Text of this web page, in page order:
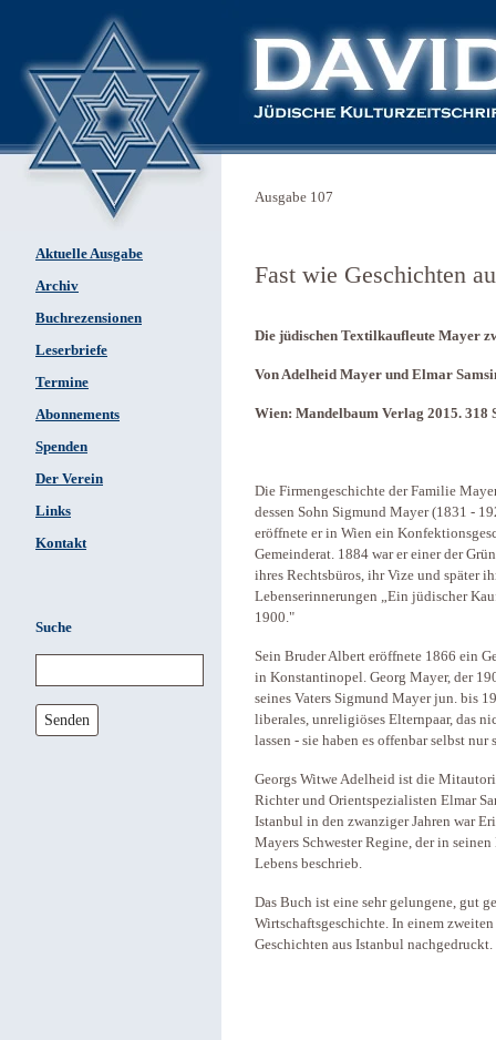
Aktuelle Ausgabe
Archiv
Buchrezensionen
Leserbriefe
Termine
Abonnements
Spenden
Der Verein
Links
Kontakt
Suche
Senden
Ausgabe 107
Fast wie Geschichten
Die jüdischen Textilkaufleute Mayer
Von Adelheid Mayer und Elmar
Wien: Mandelbaum Verlag 2015. 318
Die Firmengeschichte der Familie
dessen Sohn Sigmund Mayer (1831 -
eröffnete er in Wien ein
Gemeinderat. 1884 war er einer der
ihres Rechtsbüros, ihr Vize und später
Lebenserinnerungen „Ein jüdischer
1900."
Sein Bruder Albert eröffnete 1866 ein
in Konstantinopel. Georg Mayer, der
seines Vaters Sigmund Mayer jun. bis
liberales, unreligiöses Elternpaar, das
lassen - sie haben es offenbar selbst
Georgs Witwe Adelheid ist die
Richter und Orientspezialisten Elmar
Istanbul in den zwanziger Jahren war
Mayers Schwester Regine, der in
Lebens beschrieb.
Das Buch ist eine sehr gelungene, gut
Wirtschaftsgeschichte. In einem
Geschichten aus Istanbul nachgedruckt.